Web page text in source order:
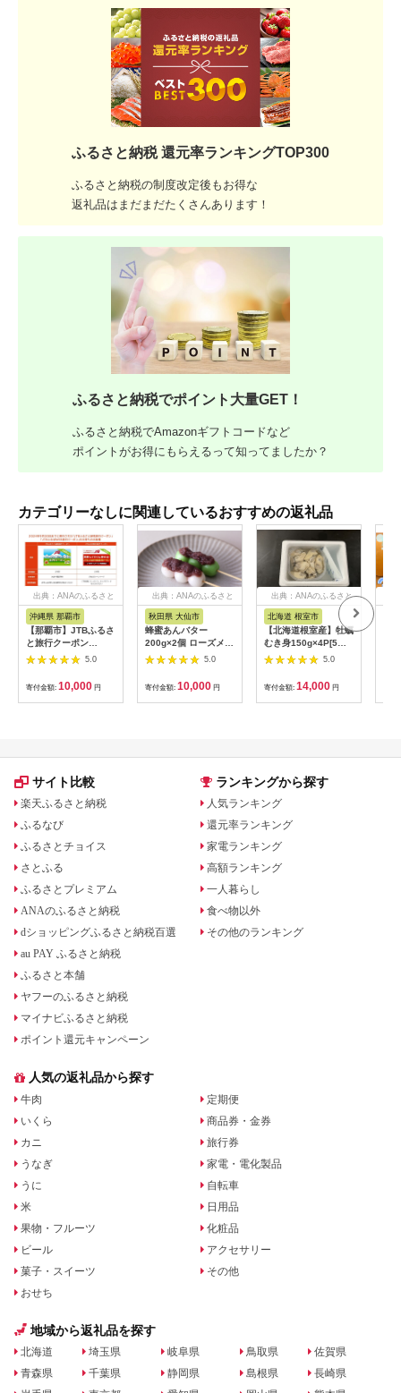
ふるさと納税 還元率ランキングTOP300
ふるさと納税の制度改定後もお得な
返礼品はまだまだたくさんあります！
ふるさと納税でポイント大量GET！
ふるさと納税でAmazonギフトコードなど
ポイントがお得にもらえるって知ってましたか？
カテゴリーなしに関連しているおすすめの返礼品
出典：ANAのふるさと
沖縄県 那覇市
【那覇市】JTBふるさ
と旅行クーポン
（3,000円分）有効期
間3年（Eメール発
行）｜旅行 トラベル
予約 国内旅行 JTB 宿
泊 観光 体験 旅行券
人気 おすすめ 旅行ク
ン ネット予約 電話 有
5.0
寄付金額: 10,000 円
出典：ANAのふるさと
秋田県 大仙市
蜂蜜あんバター
200g×2個 ローズメイ
[あんバター はちみ
つ 発酵バター あん
こ 水あめ不使用 秋
田県 大仙市]
5.0
寄付金額: 10,000 円
出典：ANAのふるさと
納税
北海道 根室市
【北海道根室産】牡蠣
むき身150g×4P[5月
下旬以降発送] A-
5.0
寄付金額: 14,000 円
サイト比較
楽天ふるさと納税
ふるなび
ふるさとチョイス
さとふる
ふるさとプレミアム
ANAのふるさと納税
dショッピングふるさと納税百選
au PAY ふるさと納税
ふるさと本舗
ヤフーのふるさと納税
マイナビふるさと納税
ポイント還元キャンペーン
ランキングから探す
人気ランキング
還元率ランキング
家電ランキング
高額ランキング
一人暮らし
食べ物以外
その他のランキング
人気の返礼品から探す
牛肉
いくら
カニ
うなぎ
うに
米
果物・フルーツ
ビール
菓子・スイーツ
おせち
定期便
商品券・金券
旅行券
家電・電化製品
自転車
日用品
化粧品
アクセサリー
その他
地域から返礼品を探す
北海道
青森県
埼玉県
千葉県
岐阜県
静岡県
鳥取県
島根県
佐賀県
長崎県